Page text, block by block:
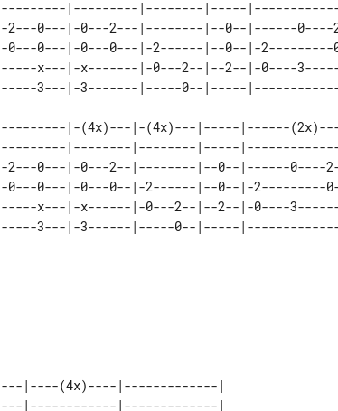
|---------|--------|-----
2---0---|-0---2---|--------|--0--|------
0---0---|-0---0---|-2------|--0--|-
x---|-x-------|-0---2--|--2--|-0----
|-(4x)---|-(4x)---|-----|------
|--------|--------|-----
2---0---|-0---2--|--------|--0--|------
0---0---|-0---0--|-2------|--0--|-2---------
x---|-x------|-0---2--|--2--|-0----
3---|-3------|-----0--|-----
|----(4x)----|-------------|
|------------|-------------|